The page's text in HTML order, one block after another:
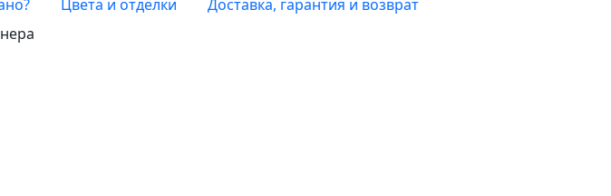
Цвета и отделки
Доставка, гарантия и возврат